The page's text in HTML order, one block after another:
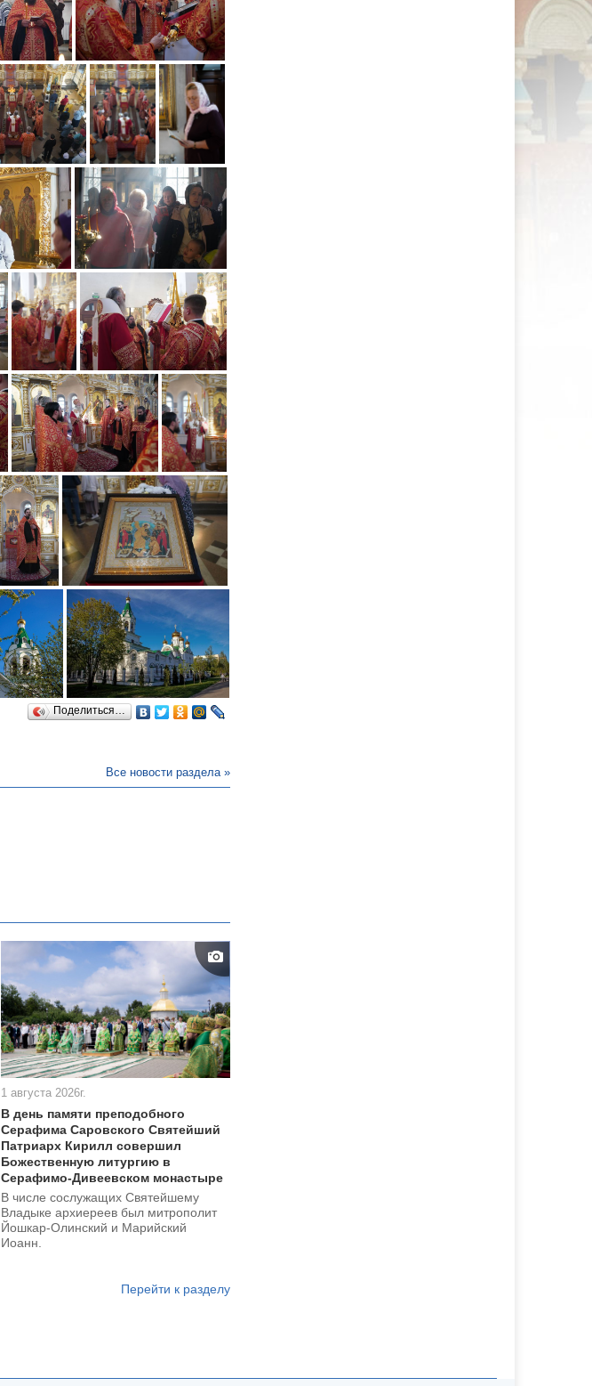
Поделиться…
Все новости раздела »
1 августа 2026г.
В день памяти преподобного
Серафима Саровского Святейший
Патриарх Кирилл совершил
Божественную литургию в
Серафимо-Дивеевском монастыре
В числе сослужащих Святейшему
Владыке архиереев был митрополит
Йошкар-Олинский и Марийский
Иоанн.
Перейти к разделу